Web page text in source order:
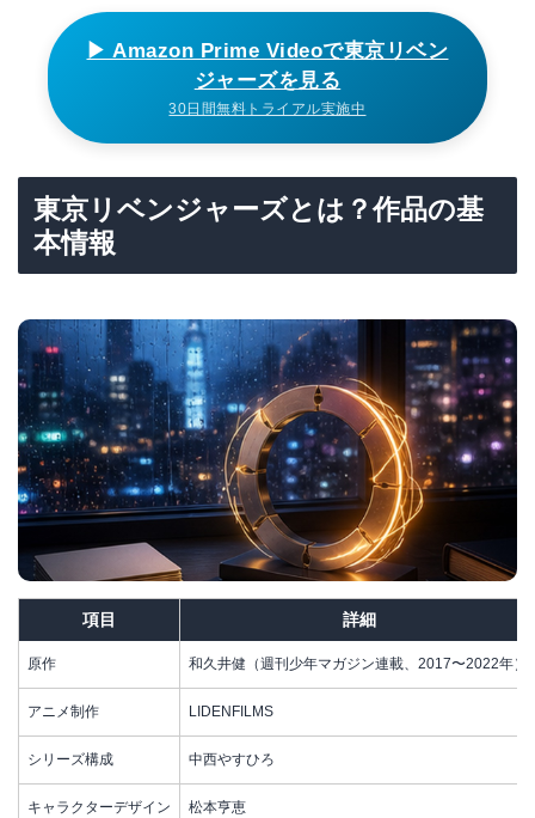
▶ Amazon Prime Videoで東京リベン
ジャーズを見る
30日間無料トライアル実施中
東京リベンジャーズとは？作品の基
本情報
項目 詳細
原作 和久井健（週刊少年マガジン連載、2017〜2022年）
アニメ制作 LIDENFILMS
シリーズ構成 中西やすひろ
キャラクターデザイン 松本亨恵